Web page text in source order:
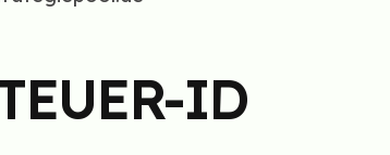
ID